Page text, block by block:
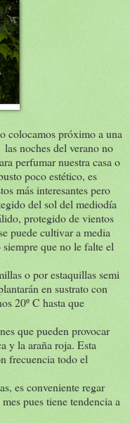
colocamos próximo a una
las noches del verano no
perfumar nuestra casa o
poco estético, es
más interesantes pero
del sol del mediodía
protegido de vientos
puede cultivar a media
que no le falte el
o por estaquillas semi
en sustrato con
20º C hasta que
que pueden provocar
y la araña roja. Esta
frecuencia todo el
es conveniente regar
pues tiene tendencia a